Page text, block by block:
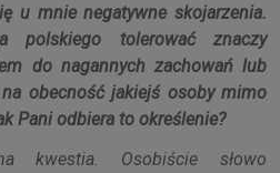
u mnie negatywne skojarzenia.
polskiego tolerować znaczy
do nagannych zachowań lub
na obecność jakiejś osoby mimo
Pani odbiera to określenie?
kwestia. Osobiście słowo